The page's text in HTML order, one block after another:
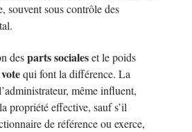
souvent sous contrôle des
desparts socialeset le poids
qui font la différence. La
même influent,
propriété effective, sauf s’il
de référence ou exerce,